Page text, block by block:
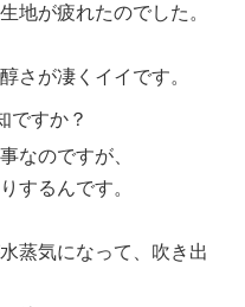
地が疲れたのでした。
さが凄くイイです。
ですか？
なのですが、
するんです。
蒸気になって、吹き出